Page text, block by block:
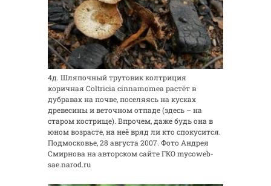
4д. Шляпочный трутовик колтриция
коричная Coltricia cinnamomea растёт в
дубравах на почве, поселяясь на кусках
древесины и веточном отпаде (здесь – на
старом кострище). Впрочем, даже будь она в
юном возрасте, на неё вряд ли кто спокусится.
Подмосковье, 28 августа 2007. Фото Андрея
Смирнова на авторском сайте ГКО mycoweb-
sae.narod.ru